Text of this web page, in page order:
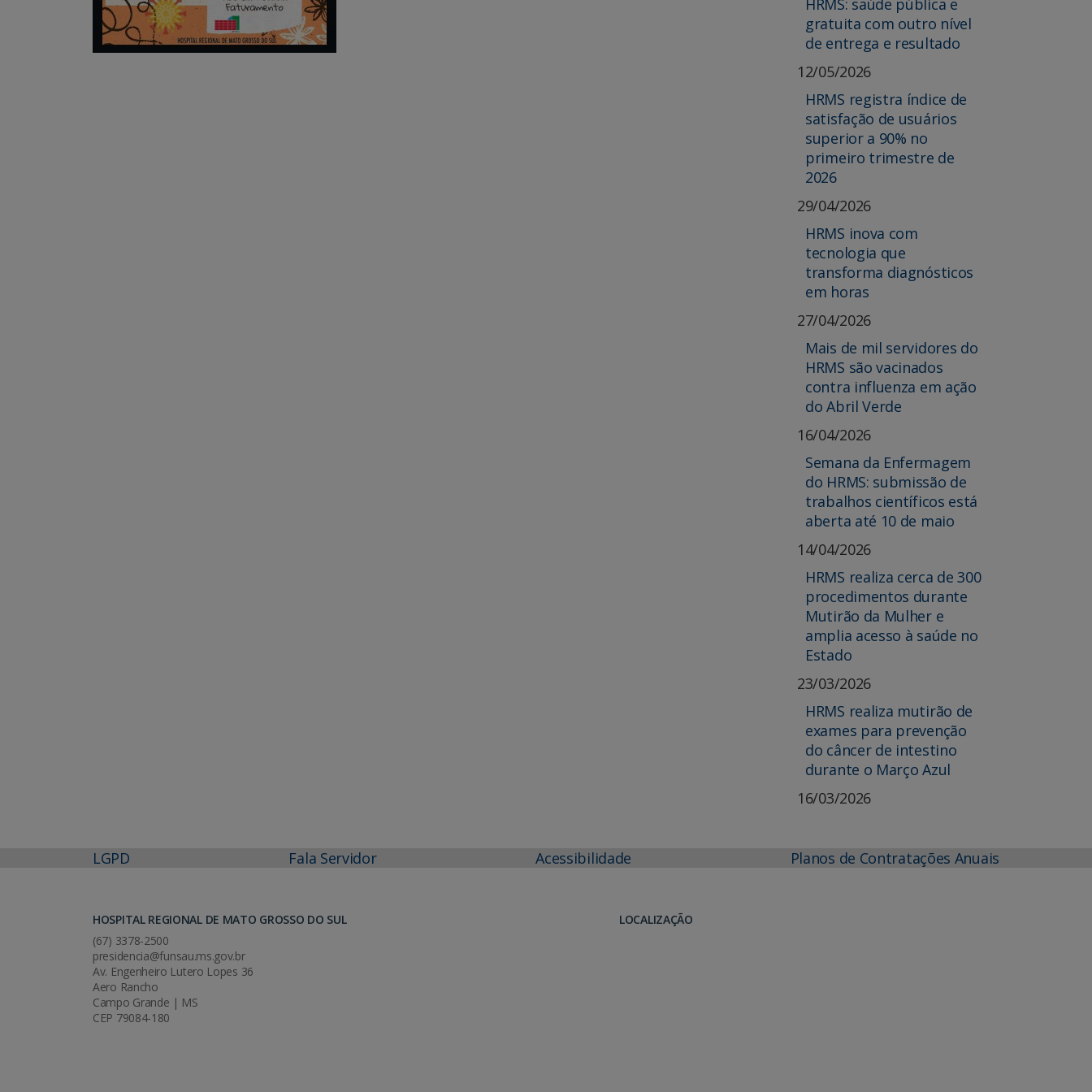
gratuita com outro nível
de entrega e resultado
12/05/2026
HRMS registra índice de
satisfação de usuários
superior a 90% no
primeiro trimestre de
2026
29/04/2026
HRMS inova com
tecnologia que
transforma diagnósticos
em horas
27/04/2026
Mais de mil servidores do
HRMS são vacinados
contra influenza em ação
do Abril Verde
16/04/2026
Semana da Enfermagem
do HRMS: submissão de
trabalhos científicos está
aberta até 10 de maio
14/04/2026
HRMS realiza cerca de 300
procedimentos durante
Mutirão da Mulher e
amplia acesso à saúde no
Estado
23/03/2026
HRMS realiza mutirão de
exames para prevenção
do câncer de intestino
durante o Março Azul
16/03/2026
LGPD Fala Servidor Acessibilidade Planos de Contratações Anuais
HOSPITAL REGIONAL DE MATO GROSSO DO SUL
(67) 3378-2500
presidencia@funsau.ms.gov.br
Av. Engenheiro Lutero Lopes 36
Aero Rancho
Campo Grande | MS
CEP 79084-180
LOCALIZAÇÃO